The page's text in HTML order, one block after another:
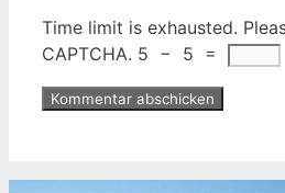
Time limit is exhausted.
CAPTCHA. 5 − 5 =